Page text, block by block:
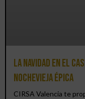
La Navidad en el
Nochevieja épica
CIRSA Valencia te